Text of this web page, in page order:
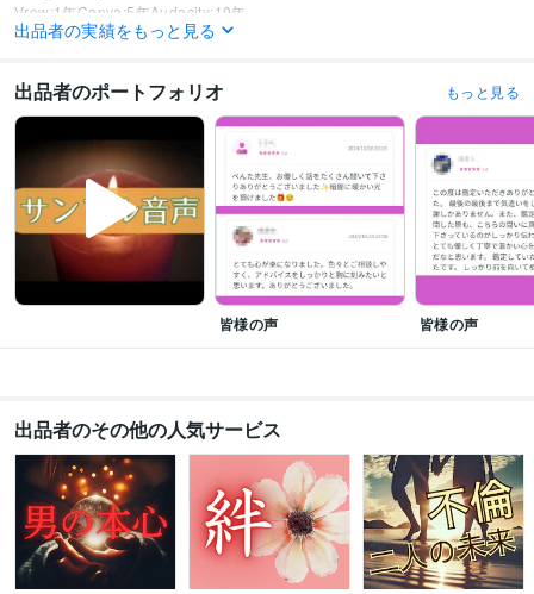
Vrew:1年Canva:5年Audacity:10年
占い タロット
聴 アドバイス タロットカウンセリング
不倫 片思い スピリチュアル
仕事
あの人の気持ち
人生
悩み相談・カウンセリング 恋愛・不倫・DV・HSP・人生・仕事
恋愛 人生 結婚 仕事 家族関係 人間関係 夫婦 片思い
毒親
親子関係
語学力
日常会話レベル
出品者の実績をもっと見る
出品者のポートフォリオ もっと見る
皆様の声 皆様の声
出品者のその他の人気サービス